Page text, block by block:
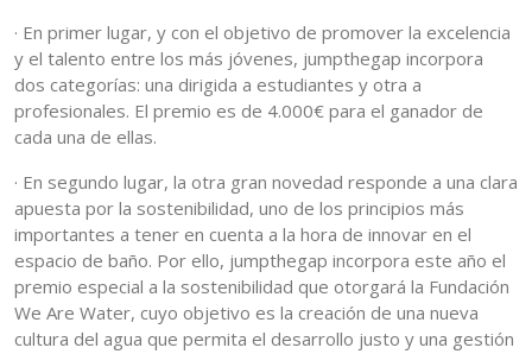
· En primer lugar, y con el objetivo de promover la excelencia
y el talento entre los más jóvenes, jumpthegap incorpora
dos categorías: una dirigida a estudiantes y otra a
profesionales. El premio es de 4.000€ para el ganador de
cada una de ellas.
· En segundo lugar, la otra gran novedad responde a una clara
apuesta por la sostenibilidad, uno de los principios más
importantes a tener en cuenta a la hora de innovar en el
espacio de baño. Por ello, jumpthegap incorpora este año el
premio especial a la sostenibilidad que otorgará la Fundación
We Are Water, cuyo objetivo es la creación de una nueva
cultura del agua que permita el desarrollo justo y una gestión